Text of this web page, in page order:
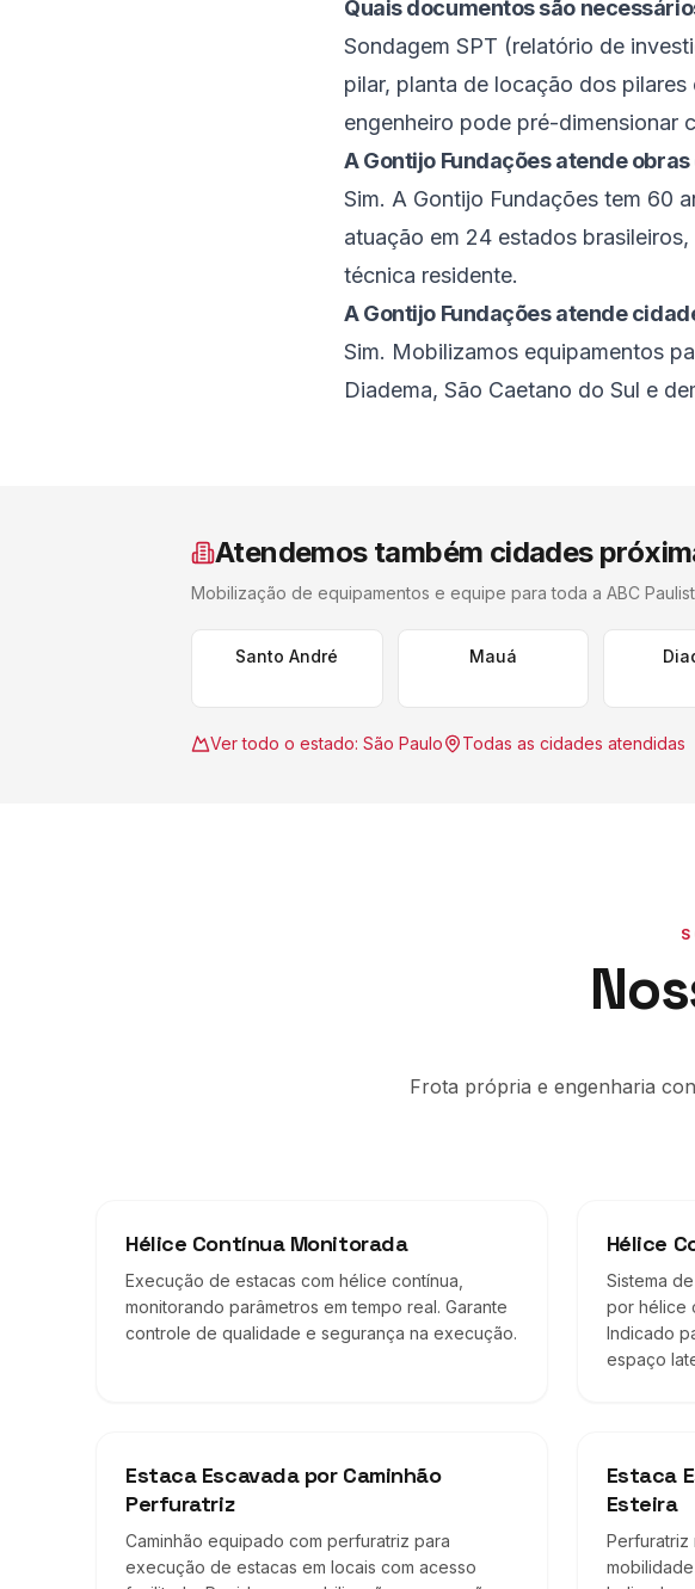
Quais documentos são
Sondagem SPT (relatório de
pilar, planta de locação dos
engenheiro pode pré-dimensionar
A Gontijo Fundações atende
Sim. A Gontijo Fundações tem 60
atuação em 24 estados
técnica residente.
A Gontijo Fundações atende
Sim. Mobilizamos equipamentos
Diadema, São Caetano do Sul e
Atendemos também cidades
Mobilização de equipamentos e equipe para toda a ABC
Santo André Mauá
Ver todo o estado: São Paulo Todas as cidades atendidas
Frota própria e engenharia
Hélice Contínua Monitorada
Execução de estacas com hélice contínua,
monitorando parâmetros em tempo real. Garante
controle de qualidade e segurança na execução.
Hélice
Sistema
por hélice
Indicado
espaço
Estaca Escavada por Caminhão
Perfuratriz
Caminhão equipado com perfuratriz para
execução de estacas em locais com acesso
Estaca
Esteira
Perfuratriz